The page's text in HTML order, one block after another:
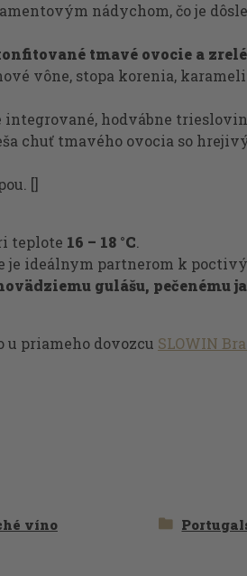
nádychom, čo je
tmavé ovocie a
vône, stopa korenia,
integrované, hodvábne
chuť tmavého ovocia so
[]
teplote 16 – 18 °C
je ideálnym partnerom k
gulášu, pečenému
priameho dovozcu SLOWIN
víno